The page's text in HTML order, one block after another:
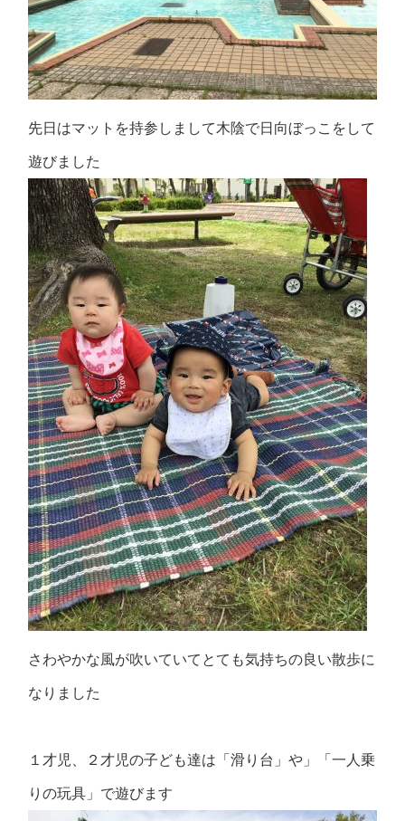
先日はマットを持参しまして木陰で日向ぼっこをして
遊びました
さわやかな風が吹いていてとても気持ちの良い散歩に
なりました
１才児、２才児の子ども達は「滑り台」や」「一人乗
りの玩具」で遊びます